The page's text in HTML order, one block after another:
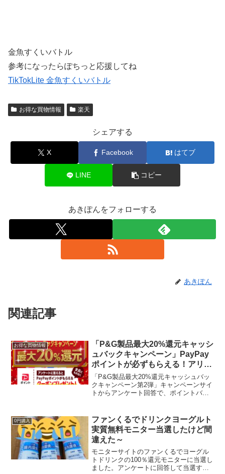
金魚すくいバトル
参考になったらぽちっと応援してね
TikTokLite 金魚すくいバトル
お得な買物情報 楽天
シェアする
X Facebook はてブ
LINE コピー
あきぽんをフォローする
あきぽん
関連記事
お得な買物情報
「P&G製品最大20%還元キャッシ
ュバックキャンペーン」PayPay
ポイントが必ずもらえる！アリエ
ールジェルボールが最安実質17円
「P&G製品最大20%還元キャッシュバッ
クキャンペーン第2弾」キャンペーンサイ
トからアンケート回答で、ポイントバッ
らえます。現在もらえるクーポンは【第2
弾 4/2...
0円購入
ファンくるでドリンクヨーグルト
実質無料モニター当選したけど間
違えた～
モニターサイトのファンくるでヨーグル
トドリンクの100％還元モニターに当選し
ました。アンケートに回答して当選する